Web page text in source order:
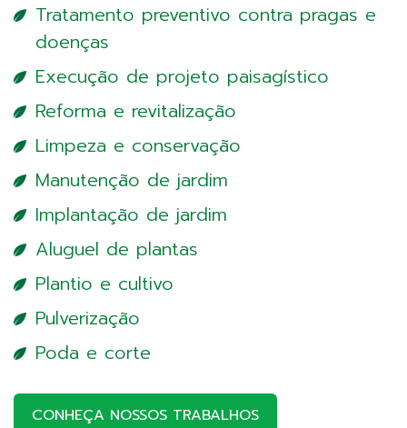
Tratamento preventivo contra pragas e
doenças
Execução de projeto paisagístico
Reforma e revitalização
Limpeza e conservação
Manutenção de jardim
Implantação de jardim
Aluguel de plantas
Plantio e cultivo
Pulverização
Poda e corte
CONHEÇA NOSSOS TRABALHOS